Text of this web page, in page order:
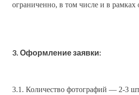
ограниченно, в том числе и в рамках
3. Оформление заявки:
3.1. Количество фотографий — 2-3